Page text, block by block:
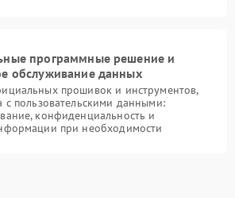
программные решение и
обслуживание данных
прошивок и инструментов,
с пользовательскими данными:
конфиденциальность и
при необходимости